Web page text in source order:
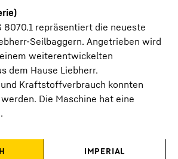
8070.1 repräsentiert die neueste
Seilbaggern. Angetrieben wird
weiterentwickelten
dem Hause Liebherr.
Kraftstoffverbrauch konnten
Die Maschine hat eine
IMPERIAL